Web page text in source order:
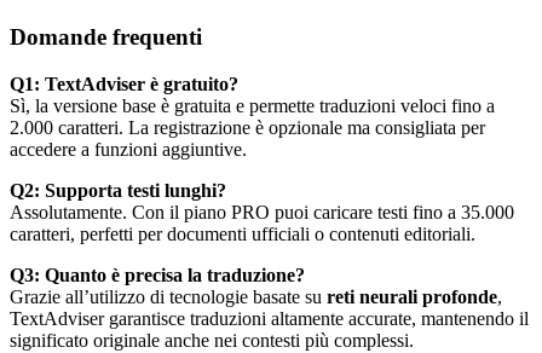
Domande frequenti
Q1: TextAdviser è gratuito?
Sì, la versione base è gratuita e permette traduzioni veloci fino a
2.000 caratteri. La registrazione è opzionale ma consigliata per
accedere a funzioni aggiuntive.
Q2: Supporta testi lunghi?
Assolutamente. Con il piano PRO puoi caricare testi fino a 35.000
caratteri, perfetti per documenti ufficiali o contenuti editoriali.
Q3: Quanto è precisa la traduzione?
Grazie all’utilizzo di tecnologie basate su reti neurali profonde,
TextAdviser garantisce traduzioni altamente accurate, mantenendo il
significato originale anche nei contesti più complessi.